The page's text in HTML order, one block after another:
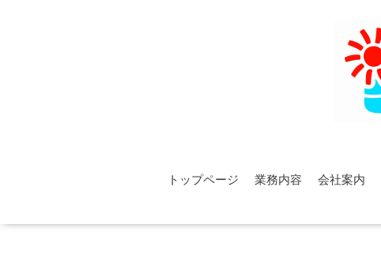
トップページ 業務内容 会社案内